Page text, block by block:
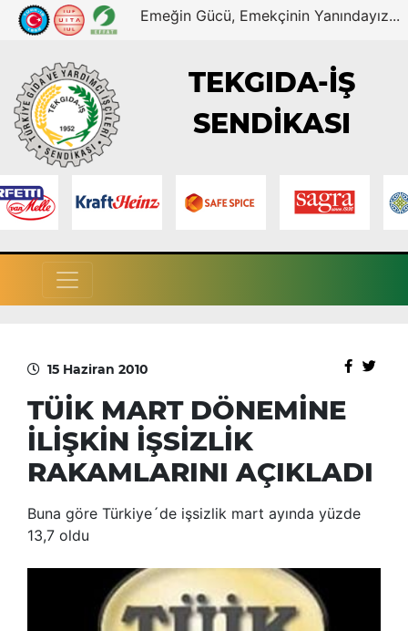
Emeğin Gücü, Emekçinin Yanındayız...
TEKGIDA-İŞ
SENDİKASI
15 Haziran 2010
TÜİK MART DÖNEMİNE
İLİŞKİN İŞSİZLİK
RAKAMLARINI AÇIKLADI
Buna göre Türkiye´de işsizlik mart ayında yüzde
13,7 oldu